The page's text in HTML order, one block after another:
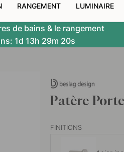
RANGEMENT LUMINAIRE
de bains & le rangement
1d 13h 29m 19s
Patère
FINITIONS